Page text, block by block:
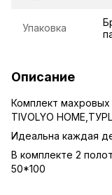
Упаковка
Описание
Комплект
TIVOLYO
Идеальна каждая
В комплекте 2
50*100